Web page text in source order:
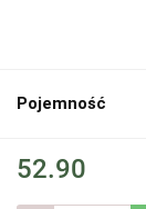
Pojemność
52.90